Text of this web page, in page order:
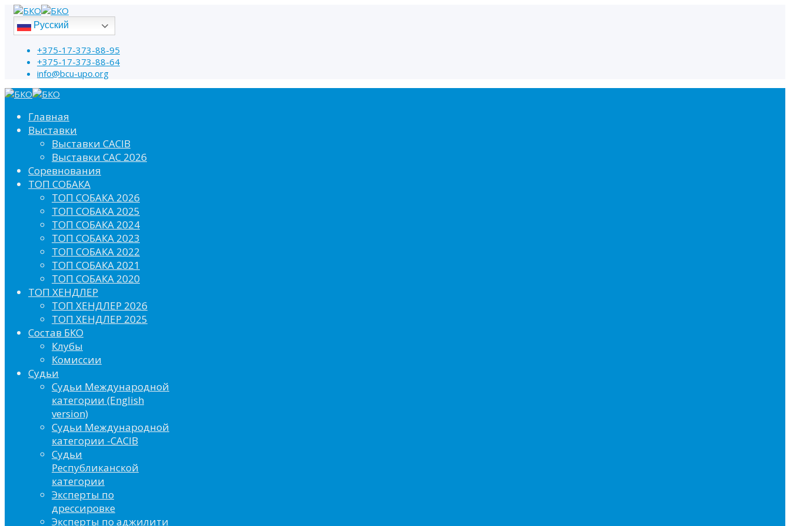
Русский
+375-17-373-88-95
+375-17-373-88-64
info@bcu-upo.org
Главная
Выставки
Выставки CACIB
Выставки САС 2026
Соревнования
ТОП СОБАКА
ТОП СОБАКА 2026
ТОП СОБАКА 2025
ТОП СОБАКА 2024
ТОП СОБАКА 2023
ТОП СОБАКА 2022
ТОП СОБАКА 2021
ТОП СОБАКА 2020
ТОП ХЕНДЛЕР
ТОП ХЕНДЛЕР 2026
ТОП ХЕНДЛЕР 2025
Состав БКО
Клубы
Комиссии
Судьи
Судьи Международной
категории (English
version)
Судьи Международной
категории -CACIB
Судьи
Республиканской
категории
Эксперты по
дрессировке
Эксперты по аджилити